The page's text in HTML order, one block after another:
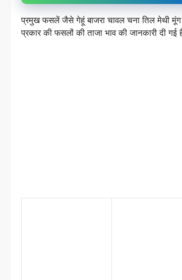
प्रमुख फसलें जैसे गेहूं बाजरा चावल चना तिल मेथी मूंग
प्रकार की फसलों की ताजा भाव की जानकारी दी गई